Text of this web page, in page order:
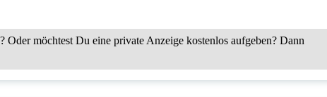
möchtest Du eine private Anzeige kostenlos aufgeben? Dann